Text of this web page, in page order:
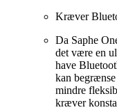
Kræver
Da Saphe
det være en
have
kan
mindre
kræver